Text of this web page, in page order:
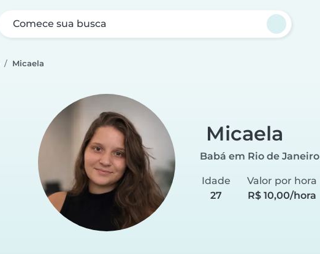
Comece sua busca
Micaela
Micaela
Babá em Rio de Janeiro
Idade
27
Valor por hora
R$ 10,00/hora